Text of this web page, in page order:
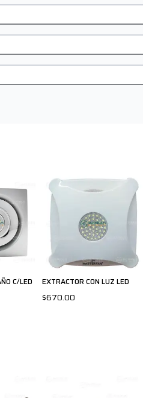
C/LED EXTRACTOR CON LUZ LED
$670.00